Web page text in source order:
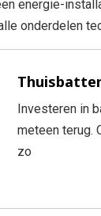
energie-
onderdelen
Investeren in
meteen terug.
zo